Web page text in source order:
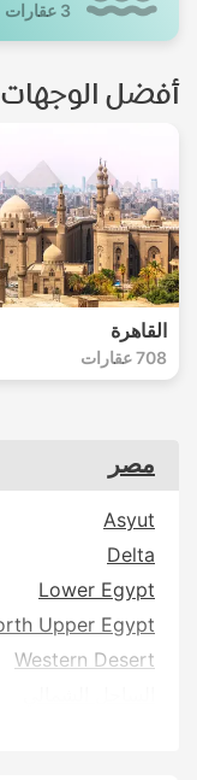
3 عقارات
أفضل
القاهرة
708 عقارات
مصر
Asyut
Delta
Lower Egypt
Upper Egypt
Western Desert